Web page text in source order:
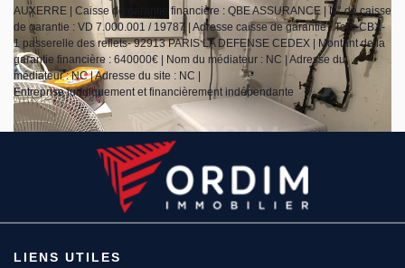
AUXERRE | Caisse de garantie financière : QBE ASSURANCE | N° de caisse
de garantie : VD 7.000.001 / 19787 | Adresse caisse de garantie : Tour CBX-
1 passerelle des reflets- 92913 PARIS LA DEFENSE CEDEX | Montant de la
garantie financière : 640000€ | Nom du médiateur : NC | Adresse du
médiateur : NC | Adresse du site : NC |
Entreprise juridiquement et financièrement indépendante
LIENS UTILES